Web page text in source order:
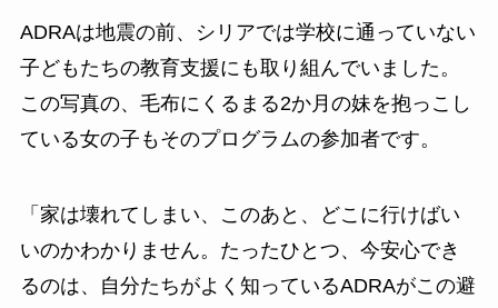
ADRAは地震の前、シリアでは学校に通っていない
子どもたちの教育支援にも取り組んでいました。
この写真の、毛布にくるまる2か月の妹を抱っこし
ている女の子もそのプログラムの参加者です。
「家は壊れてしまい、このあと、どこに行けばい
いのかわかりません。たったひとつ、今安心でき
るのは、自分たちがよく知っているADRAがこの避